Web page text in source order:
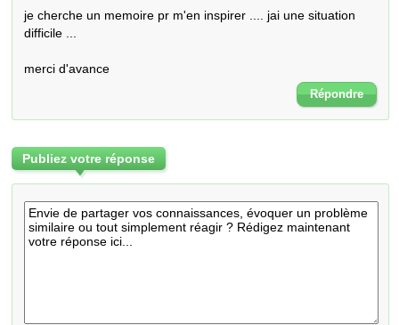
je cherche un memoire pr m'en inspirer .... jai une situation
difficile ...
merci d'avance
Répondre
Publiez votre réponse